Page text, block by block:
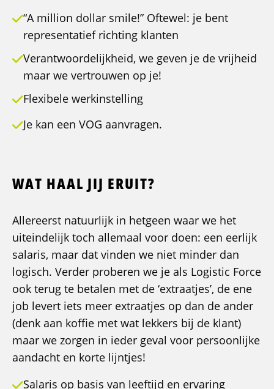
“A million dollar smile!” Oftewel: je bent
representatief richting klanten
Verantwoordelijkheid, we geven je de vrijheid
maar we vertrouwen op je!
Flexibele werkinstelling
Je kan een VOG aanvragen.
WAT HAAL JIJ ERUIT?
Allereerst natuurlijk in hetgeen waar we het
uiteindelijk toch allemaal voor doen: een eerlijk
salaris, maar dat vinden we niet minder dan
logisch. Verder proberen we je als Logistic Force
ook terug te betalen met de ‘extraatjes’, de ene
job levert iets meer extraatjes op dan de ander
(denk aan koffie met wat lekkers bij de klant)
maar we zorgen in ieder geval voor persoonlijke
aandacht en korte lijntjes!
Salaris op basis van leeftijd en ervaring